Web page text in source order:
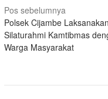
Navigasi
pos
Pos sebelumnya
Polsek Cijambe Laksanakan
Silaturahmi Kamtibmas
Warga Masyarakat